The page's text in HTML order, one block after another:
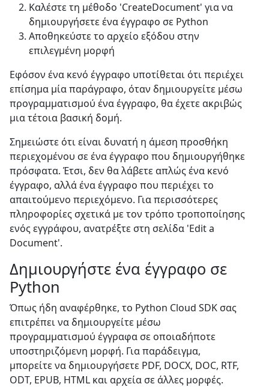
Καλέστε τη μέθοδο 'CreateDocument' για να
δημιουργήσετε ένα έγγραφο σε Python
Αποθηκεύστε το αρχείο εξόδου στην
επιλεγμένη μορφή
Εφόσον ένα κενό έγγραφο υποτίθεται ότι περιέχει
επίσημα μία παράγραφο, όταν δημιουργείτε μέσω
προγραμματισμού ένα έγγραφο, θα έχετε ακριβώς
μια τέτοια βασική δομή.
Σημειώστε ότι είναι δυνατή η άμεση προσθήκη
περιεχομένου σε ένα έγγραφο που δημιουργήθηκε
πρόσφατα. Έτσι, δεν θα λάβετε απλώς ένα κενό
έγγραφο, αλλά ένα έγγραφο που περιέχει το
απαιτούμενο περιεχόμενο. Για περισσότερες
πληροφορίες σχετικά με τον τρόπο τροποποίησης
ενός εγγράφου, ανατρέξτε στη σελίδα 'Edit a
Document'.
Δημιουργήστε ένα έγγραφο σε
Python
Όπως ήδη αναφέρθηκε, το Python Cloud SDK σας
επιτρέπει να δημιουργείτε μέσω
προγραμματισμού έγγραφα σε οποιαδήποτε
υποστηριζόμενη μορφή. Για παράδειγμα,
μπορείτε να δημιουργήσετε PDF, DOCX, DOC, RTF,
ODT, EPUB, HTML και αρχεία σε άλλες μορφές.